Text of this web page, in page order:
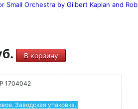
Small Orchestra by Gilbert Kaplan and Rob
В корзину
1704042
Заводская упаковка.